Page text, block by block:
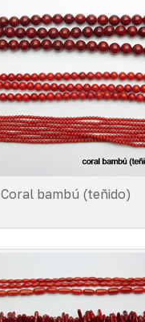
Coral bambú (teñido)